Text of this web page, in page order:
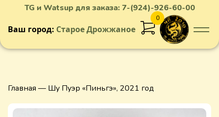
TG и Watsup для заказа: 7-(924)-926-60-00
Ваш город: Старое Дрожжаное
0
Главная — Шу Пуэр «Пиньгэ», 2021 год